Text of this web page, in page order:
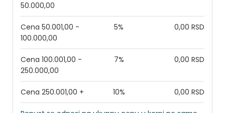
50.000,00
Cena 50.001,00 -
100.000,00
5% 0,00 RSD
Cena 100.001,00 -
250.000,00
7% 0,00 RSD
Cena 250.001,00 + 10% 0,00 RSD